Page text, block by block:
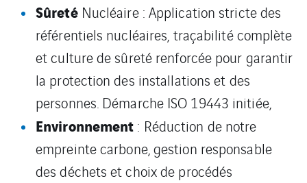
SûretéNucléaire : Application stricte des
référentiels nucléaires, traçabilité complète
et culture de sûreté renforcée pour garantir
la protection des installations et des
personnes. Démarche ISO 19443 initiée,
Environnement : Réduction de notre
empreinte carbone, gestion responsable
des déchets et choix de procédés